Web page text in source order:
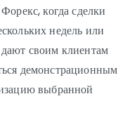
когда сделки
недель или
своим клиентам
демонстрационным
выбранной